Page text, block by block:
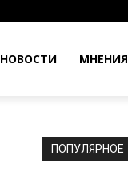
НОВОСТИ МНЕНИЯ
ПОПУЛЯРНОЕ